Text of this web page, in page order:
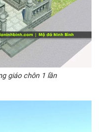
giáo chôn 1 lần